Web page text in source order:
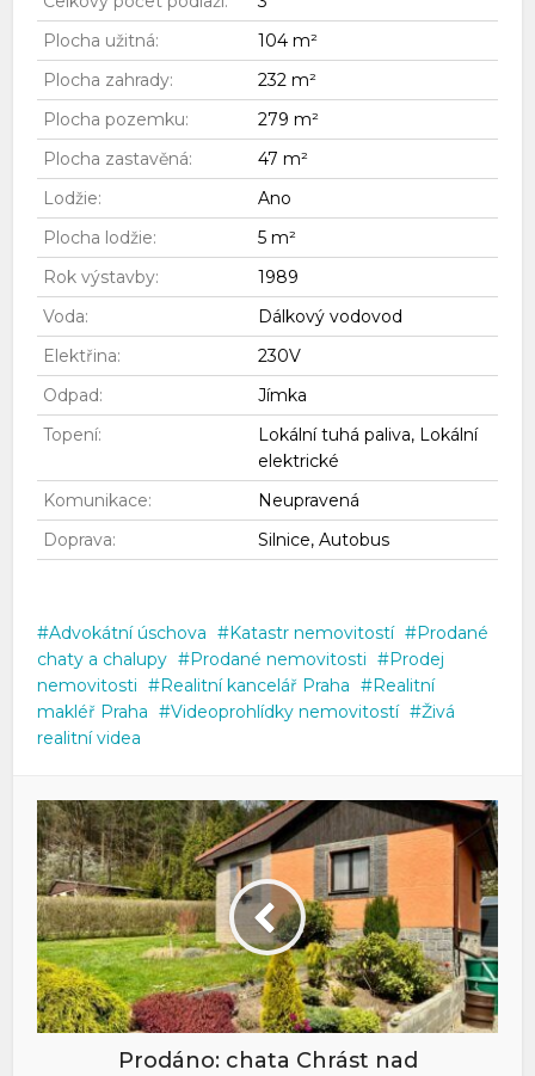
Plocha užitná:
104 m²
Plocha zahrady:
232 m²
Plocha pozemku:
279 m²
Plocha zastavěná:
47 m²
Lodžie:
Ano
Plocha lodžie:
5 m²
Rok výstavby:
1989
Voda:
Dálkový vodovod
Elektřina:
230V
Odpad:
Jímka
Topení:
Lokální tuhá paliva, Lokální
elektrické
Komunikace:
Neupravená
Doprava:
Silnice, Autobus
Advokátní úschova Katastr nemovitostí
Prodané
chaty a chalupy
Prodané nemovitosti
Prodej
nemovitosti
Realitní kancelář Praha
Realitní
makléř Praha
Videoprohlídky nemovitostí
Živá
realitní videa
Prodáno: chata Chrást nad